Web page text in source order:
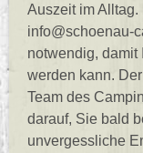
Auszeit im
info@schoenau-
notwendig, damit
werden kann.
Team des
darauf, Sie bald
unvergessliche